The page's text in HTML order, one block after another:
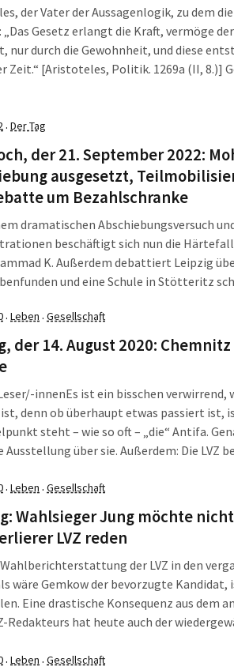
der Vater der Aussagenlogik, zu dem
Gesetz erlangt die Kraft, vermöge
nur durch die Gewohnheit, und diese
Zeit.“ [Aristoteles, Politik. 1269a (II, 8.)]
· Der Tag
der 21. September 2022:
ausgesetzt,
um Bezahlschranke
dramatischen Abschiebungsversuch
beschäftigt sich nun die
K. Außerdem debattiert Leipzig
und eine Schule in Stötteritz
Sachsen und darüber hinaus
beauftragt: Abschiebung […]
· Leben · Gesellschaft
der 14. August 2020:
innenEs ist ein bisschen verwirrend,
denn ob überhaupt etwas passiert ist,
steht – wie so oft – „die“ Antifa.
Ausstellung über sie. Außerdem: Die LVZ
was am Freitag, den 14. August 2020, in
· Leben · Gesellschaft
Wahlsieger Jung möchte
LVZ reden
Wahlberichterstattung der LVZ in den
wäre Gemkow der bevorzugte Kandidat,
Eine drastische Konsequenz aus dem
Redakteurs hat heute auch der
ab. Besonders erregte jedoch heute,
· Leben · Gesellschaft